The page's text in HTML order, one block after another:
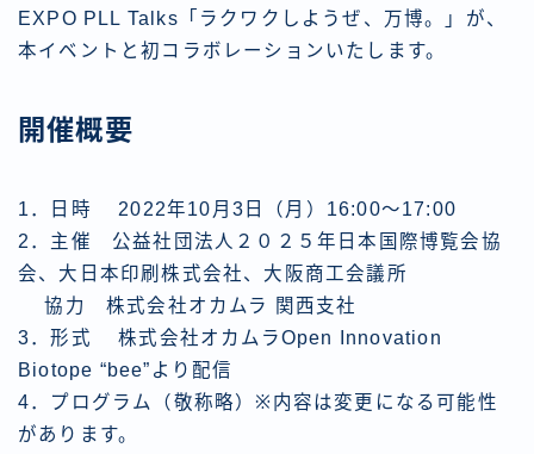
EXPO PLL Talks「ラクワクしようぜ、万博。」が、
本イベントと初コラボレーションいたします。
開催概要
1．日時 2022年10月3日（月）16:00～17:00
2．主催 公益社団法人２０２５年日本国際博覧会協
会、大日本印刷株式会社、大阪商工会議所
協力 株式会社オカムラ 関西支社
3．形式 株式会社オカムラOpen Innovation
Biotope “bee”より配信
4．プログラム（敬称略）※内容は変更になる可能性
があります。